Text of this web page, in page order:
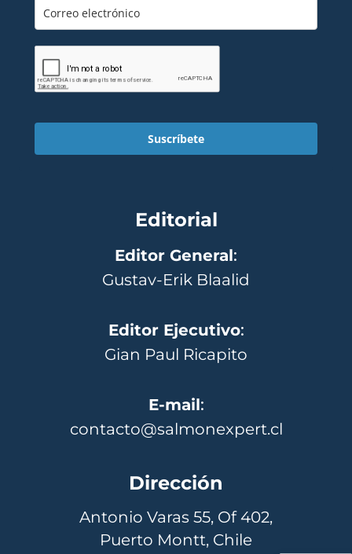
Suscríbete
Editorial
Editor General:
Gustav-Erik Blaalid
Editor Ejecutivo:
Gian Paul Ricapito
E-mail:
contacto@salmonexpert.cl
Dirección
Antonio Varas 55, Of 402,
Puerto Montt, Chile